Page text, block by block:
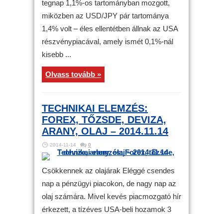
tegnap 1,1%-os tartományban mozgott,
miközben az USD/JPY pár tartománya
1,4% volt – éles ellentétben állnak az USA
részvénypiacával, amely ismét 0,1%-nál
kisebb ...
Olvass tovább »
TECHNIKAI ELEMZÉS:
FOREX, TŐZSDE, DEVIZA,
ARANY, OLAJ – 2014.11.14
2014-11-14 0
Csökkennek az olajárak Eléggé csendes
nap a pénzügyi piacokon, de nagy nap az
olaj számára. Mivel kevés piacmozgató hír
érkezett, a tízéves USA-beli hozamok 3